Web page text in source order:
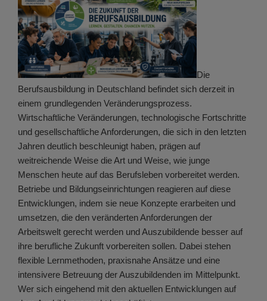
Die
Berufsausbildung in Deutschland befindet sich derzeit in
einem grundlegenden Veränderungsprozess.
Wirtschaftliche Veränderungen, technologische Fortschritte
und gesellschaftliche Anforderungen, die sich in den letzten
Jahren deutlich beschleunigt haben, prägen auf
weitreichende Weise die Art und Weise, wie junge
Menschen heute auf das Berufsleben vorbereitet werden.
Betriebe und Bildungseinrichtungen reagieren auf diese
Entwicklungen, indem sie neue Konzepte erarbeiten und
umsetzen, die den veränderten Anforderungen der
Arbeitswelt gerecht werden und Auszubildende besser auf
ihre berufliche Zukunft vorbereiten sollen. Dabei stehen
flexible Lernmethoden, praxisnahe Ansätze und eine
intensivere Betreuung der Auszubildenden im Mittelpunkt.
Wer sich eingehend mit den aktuellen Entwicklungen auf